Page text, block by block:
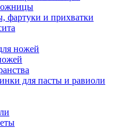
фартуки и прихватки
ножей
для пасты и равиоли